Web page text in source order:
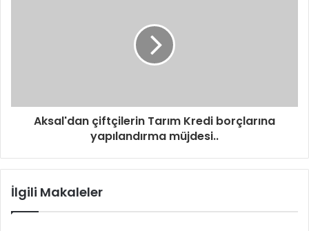
Aksal'dan çiftçilerin Tarım Kredi borçlarına
yapılandırma müjdesi..
İlgili Makaleler